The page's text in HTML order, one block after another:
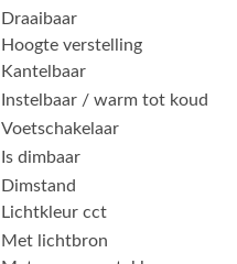
Draaibaar
Hoogte verstelling
Kantelbaar
Instelbaar / warm tot koud
Voetschakelaar
Is dimbaar
Dimstand
Lichtkleur cct
Met lichtbron